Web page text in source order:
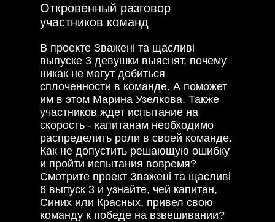
Откровенный разговор
участников команд
В проекте Зважені та щасливі
выпуске 3 девушки выяснят, почему
никак не могут добиться
сплоченности в команде. А поможет
им в этом Марина Узелкова. Также
участников ждет испытание на
скорость - капитанам необходимо
распределить роли в своей команде.
Как не допустить решающую ошибку
и пройти испытания вовремя?
Смотрите проект Зважені та щасливі
6 выпуск 3 и узнайте, чей капитан,
Синих или Красных, привел свою
команду к победе на взвешивании?